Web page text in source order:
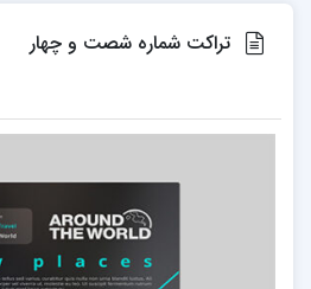
تراکت شماره شصت و چهار